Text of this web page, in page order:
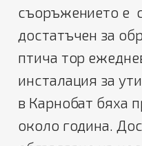
съоръжението е
достатъчен за
птича тор
инсталация за
в Карнобат бяха
около година.